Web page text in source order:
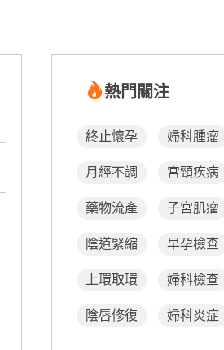
熱門關注
終止懷孕 婦科腫瘤
月經不調 宮頸疾病
藥物流產 子宮肌瘤
陰道緊縮 早孕檢查
上環取環 婦科檢查
陰唇修復 婦科炎症